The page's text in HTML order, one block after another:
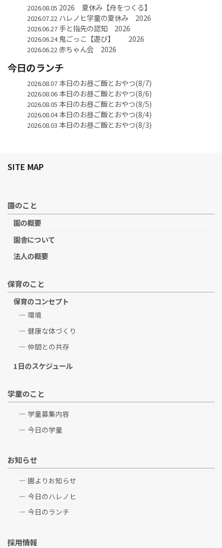
2026.08.05 2026 夏休み【舟をつくる】
2026.07.22ハレノヒ学童の夏休み 2026
2026.06.27手と指先の認知 2026
2026.06.24鬼ごっこ【遊び】 2026
2026.06.22赤ちゃん会 2026
今日のランチ
2026.08.07本日のお昼ご飯とおやつ(8/7)
2026.08.06本日のお昼ご飯とおやつ(8/6)
2026.08.05 本日のお昼ご飯とおやつ(8/5)
2026.08.04本日のお昼ご飯とおやつ(8/4)
2026.08.03 本日のお昼ご飯とおやつ(8/3)
SITE MAP
園のこと
園の概要
園舎について
法人の概要
保育のこと
保育のコンセプト
環境
健康な体づくり
仲間との共存
1日のスケジュール
学童のこと
学童募集内容
今日の学童
お知らせ
園よりお知らせ
今日のハレノヒ
今日のランチ
採用情報